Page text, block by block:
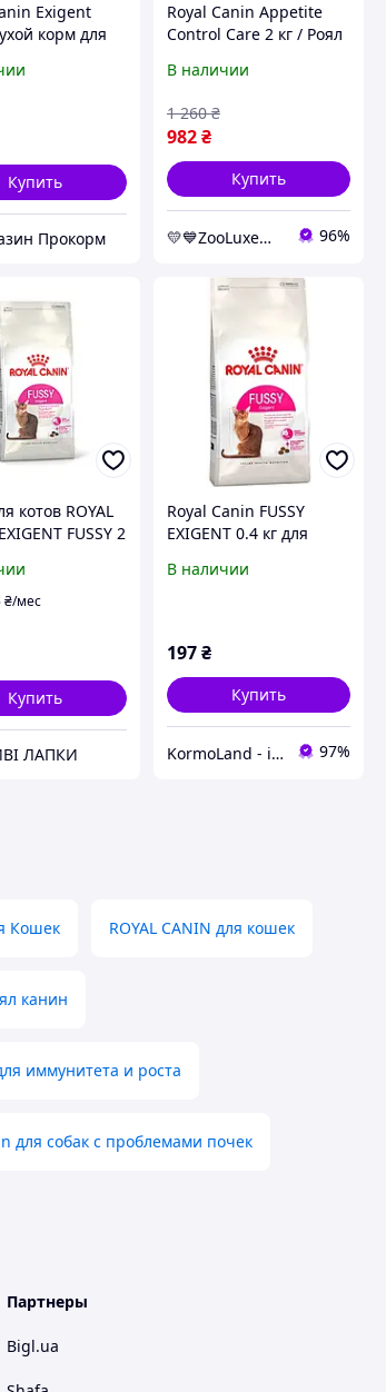
Exigent
корм для
Купить
Прокорм
Royal Canin Appetite
Control Care 2 кг / Роял
Контроль 2 кг - корм
В наличии
982₴
1 260 ₴
Купить
💛💙ZooLuxe💛💙 96%
котов ROYAL
FUSSY 2
₴/мес
Купить
ЛАПКИ
Royal Canin FUSSY
EXIGENT 0.4 кг для
вибагливим апетитом
В наличии
197₴
Купить
KormoLand - інтернет зоомагазин 97%
Кошек ROYAL CANIN для кошек
канин
иммунитета и роста
для собак с проблемами почек
Партнеры
Bigl.ua